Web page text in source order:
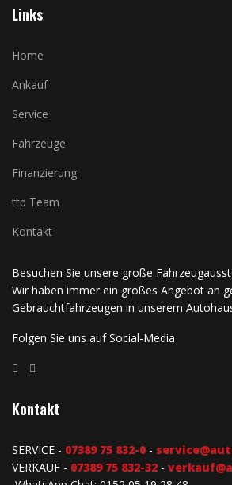
Links
Home
Ankauf
Service
Fahrzeuge
Finanzierung
ttp Team
Kontakt
Besuchen Sie unsere große
Wir haben immer ein großes Angebot an
Gebrauchtfahrzeugen in unserem
Folgen Sie uns auf Social-Media
Kontakt
SERVICE - 07389 75 832-0 -
VERKAUF - 07389 75 832-32 -